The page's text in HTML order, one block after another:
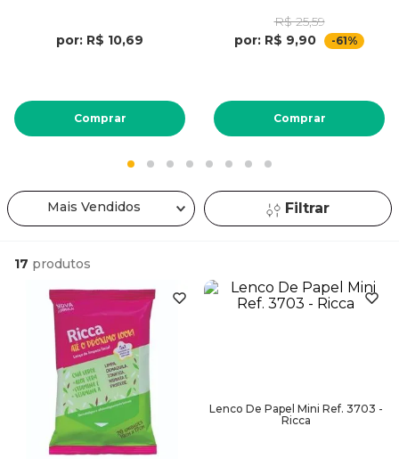
por: R$ 10,69
Comprar
R$ 25,59
por: R$ 9,90
-61%
Comprar
Mais Vendidos Filtrar
17 produtos
Lenco De Papel Mini Ref. 3703 -
Ricca